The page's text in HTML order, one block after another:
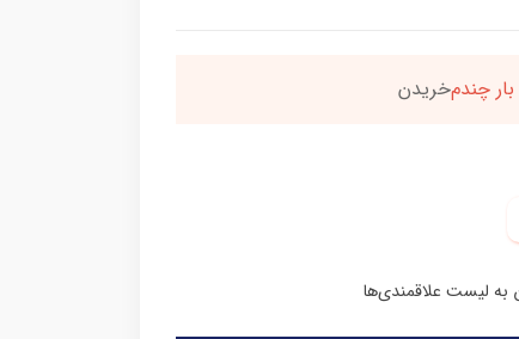
بار چندم‌خریدن